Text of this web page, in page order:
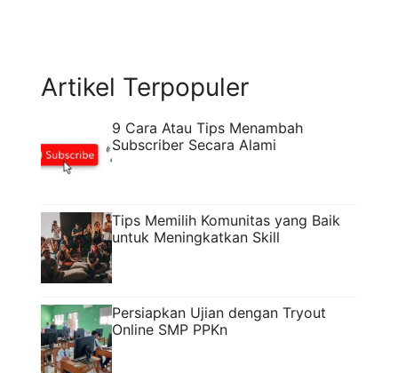
semata, ... Read more
Artikel Terpopuler
9 Cara Atau Tips Menambah
Subscriber Secara Alami
Tips Memilih Komunitas yang Baik
untuk Meningkatkan Skill
Persiapkan Ujian dengan Tryout
Online SMP PPKn